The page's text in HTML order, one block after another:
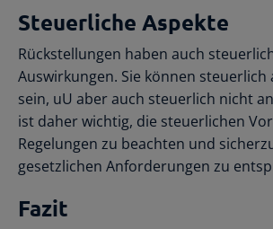
Steuerliche Aspekte
Rückstellungen haben auch
Auswirkungen. Sie können steuerlich
sein, uU aber auch steuerlich nicht
ist daher wichtig, die steuerlichen
Regelungen zu beachten und
gesetzlichen Anforderungen zu
Fazit